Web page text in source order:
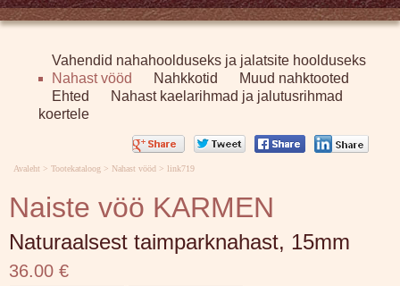
Vahendid nahahoolduseks ja jalatsite hoolduseks
Nahast vööd
Nahkkotid
Muud nahktooted
Ehted
Nahast kaelarihmad ja jalutusrihmad
koertele
Avaleht > Tootekataloog > Nahast vööd > link719
Naiste vöö KARMEN
Naturaalsest taimparknahast, 15mm
36.00 €